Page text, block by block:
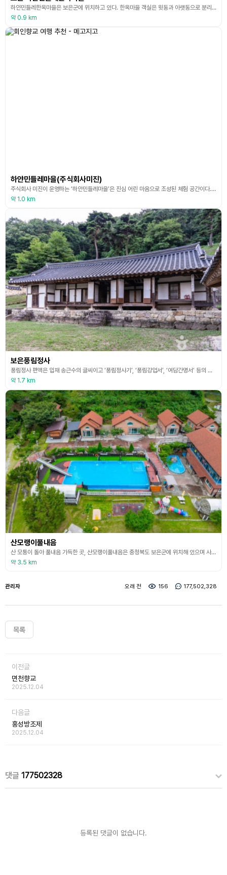
하얀민들레한옥마을은 보은군에 위치하고 있다. 한옥마을 객실은 윗동과 아랫동으로 분리되는데, 윗동은 숙박실과 식사공간으로, 아랫동은 숙박실과 사랑채, 갤러리로 이루어져 있다. 자수 및 천연염색 체험, 판화찍기 체험, 뻥튀기 체험, 조선시대 생활체험 등 다양한 프로그램을 체험할 수 있으며, 단체 손님의 경우 숙박도 가능하다. 최근 K-POP 아이돌이 출연한 예능프로그램의 촬영지로도 사용된 하얀민들레한옥마을은 방문한 사람들이 제대로 쉴 수 있고 치유받을 수
약 0.9 km
하얀민들레마을(주식회사미진)
주식회사 미진이 운영하는 ‘하얀민들레마을’은 진심 어린 마음으로 조성된 체험 공간이다. 눈에 보이는 결과물보다는 마음의 울림과 치유를 전하고자 하며, 방문객들이 일상의 쉼을 느낄 수 있도록 조용하고 따뜻한 분위기를 지향하고 있다. 하얀 민들레의 뿌리와 줄기를 사용한 민들레차 시음 체험, 염색 체험 등 다양한 체험을 제공하고 있다.
약 1.0 km
보은풍림정사
풍림정사 편액은 입재 송근수의 글씨이고 ‘풍림정사기’, ‘풍림강업서’, ‘여담간명서’ 등의 현판과 회암의 ‘연비어약’의 글씨 현판이 보존되어 있다. 또한 박문호의 문집인 『호산집』의 사각판본과 가로 1㎝, 세로 1㎝, 두께 0.5㎝의 목활자 일부가 남아 있다. 정사 뒤쪽에는 1906년(광무 10년)에 세운 후성영당이 있는데 주자, 이이, 송시열, 한원진의 모사본 영정을 봉안하고 제향을 올리던 곳으로 1921년 박문호의 영정을 추가 봉안하였는데 박문호의
약 1.7 km
산모랭이풀내음
산 모퉁이 돌아 풀내음 가득한 곳, 산모랭이풀내음은 충청북도 보은군에 위치해 있으며 사계절을 담은 농산물의 건강함을 함께 나누고 농촌이, 자연이 주는 공간을 함께 공유하며 농원에 담긴 농산물과 동물, 농업?농촌의 이야기를 전하는 관광농원이다. 만여평의 넓은 부지에 숙박시설과 수영장, 족구장, 각종 체험장, 놀이터 등 다양한 부대시설을 갖추고 있고 계절별 수확, 동물먹이주기, 농산물을 활용한 만들기 등 농업농촌 관련 프로그램을 운영하고 있다.
약 3.5 km
관리자 오래 전 156 177,502,328
목록
이전글
면천향교
2025.12.04
다음글
홍성방조제
2025.12.04
댓글 177502328
등록된 댓글이 없습니다.